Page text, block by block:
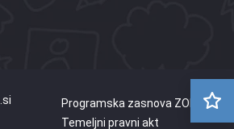
Programska zasnova ZON
Temeljni pravni akt